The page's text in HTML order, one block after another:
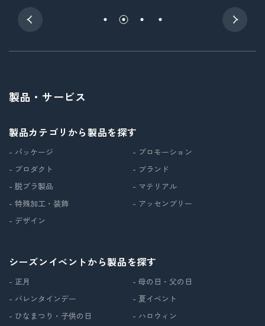
製品・サービス
製品カテゴリから製品を探す
- パッケージ
- プロダクト
- 脱プラ製品
- 特殊加工・装飾
- デザイン
- プロモーション
- ブランド
- マテリアル
- アッセンブリー
シーズンイベントから製品を探す
- 正月
- バレンタインデー
- ひなまつり・子供の日
- 母の日・父の日
- 夏イベント
- ハロウィン